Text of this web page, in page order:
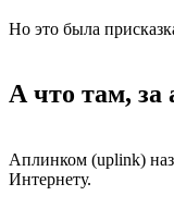
Но это была
А что там, за
Аплинком (uplink)
Интернету.